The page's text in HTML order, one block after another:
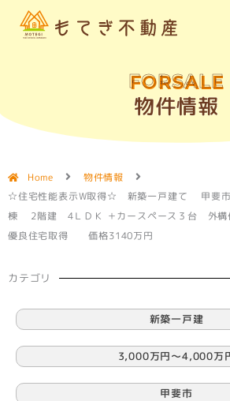
FORSALE
物件情報
Home
物件情報
☆住宅性能表示W取得☆ 新築一戸建て 甲
棟 2階建 4ＬＤＫ ＋カースペース３台 外構
優良住宅取得 価格3140万円
カテゴリ
新築一戸建
3,000万円〜4,000万
甲斐市